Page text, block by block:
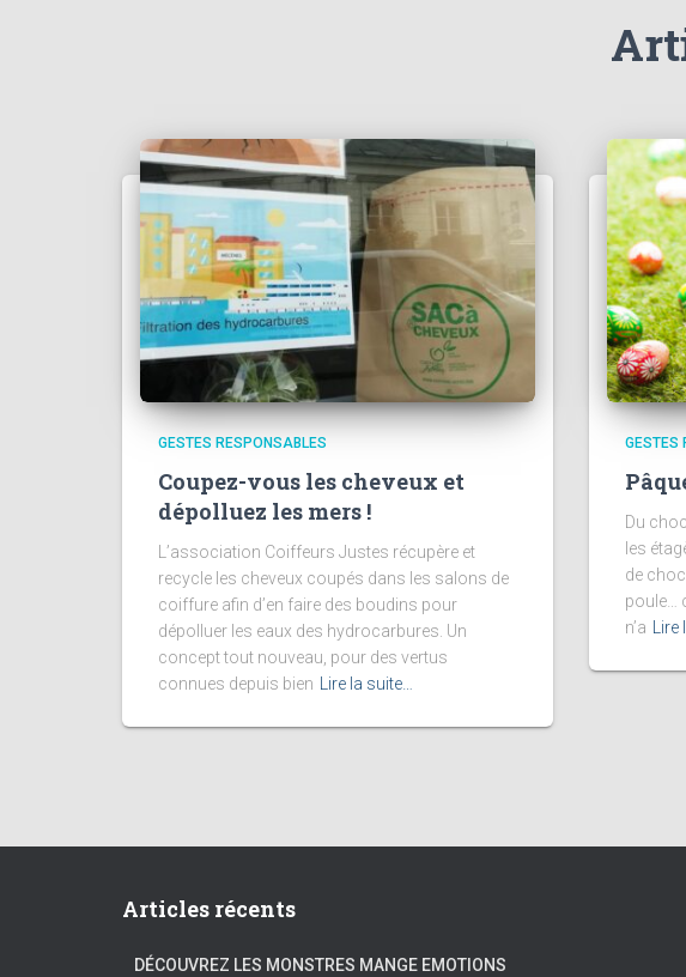
GESTES RESPONSABLES
Coupez-vous les cheveux et
dépolluez les mers !
L’association Coiffeurs Justes récupère et
recycle les cheveux coupés dans les salons de
coiffure afin d’en faire des boudins pour
dépolluer les eaux des hydrocarbures. Un
concept tout nouveau, pour des vertus
connues depuis bien
Lire la suite…
GESTES
Du
les
de
poule…
n’a
Articles récents
DÉCOUVREZ LES MONSTRES MANGE EMOTIONS